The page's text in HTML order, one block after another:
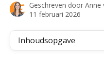
Geschreven door Anne
11 februari 2026
Inhoudsopgave